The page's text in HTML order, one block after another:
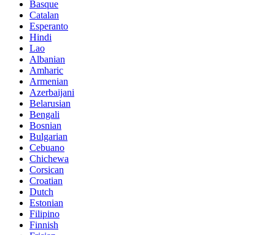
Basque
Catalan
Esperanto
Hindi
Lao
Albanian
Amharic
Armenian
Azerbaijani
Belarusian
Bengali
Bosnian
Bulgarian
Cebuano
Chichewa
Corsican
Croatian
Dutch
Estonian
Filipino
Finnish